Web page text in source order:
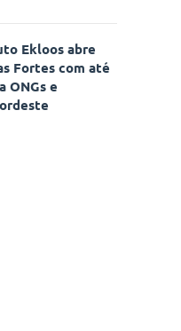
Ekloos abre
Fortes com até
ONGs e